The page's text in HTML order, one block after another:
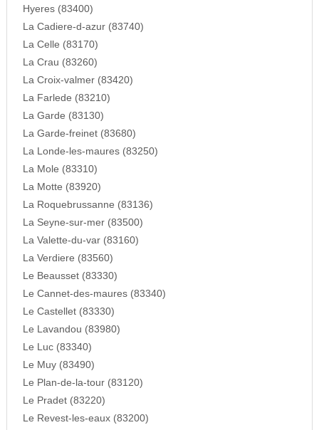
Hyeres (83400)
La Cadiere-d-azur (83740)
La Celle (83170)
La Crau (83260)
La Croix-valmer (83420)
La Farlede (83210)
La Garde (83130)
La Garde-freinet (83680)
La Londe-les-maures (83250)
La Mole (83310)
La Motte (83920)
La Roquebrussanne (83136)
La Seyne-sur-mer (83500)
La Valette-du-var (83160)
La Verdiere (83560)
Le Beausset (83330)
Le Cannet-des-maures (83340)
Le Castellet (83330)
Le Lavandou (83980)
Le Luc (83340)
Le Muy (83490)
Le Plan-de-la-tour (83120)
Le Pradet (83220)
Le Revest-les-eaux (83200)